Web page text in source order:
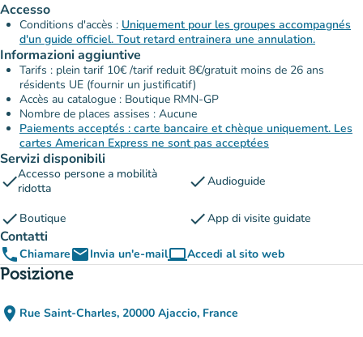
Accesso
Conditions d'accès : Uniquement pour les groupes accompagnés
d'un guide officiel. Tout retard entrainera une annulation.
Informazioni aggiuntive
Tarifs : plein tarif 10€ /tarif reduit 8€/gratuit moins de 26 ans
résidents UE (fournir un justificatif)
Accès au catalogue : Boutique RMN-GP
Nombre de places assises : Aucune
Paiements acceptés : carte bancaire et chèque uniquement. Les
cartes American Express ne sont pas acceptées
Servizi disponibili
checkAccesso persone a mobilità
ridotta
checkAudioguide
check Boutique checkApp di visite guidate
Contatti
phoneChiamareemailInvia un'e-mailcomputerAccedi al sito web
(nuova scheda)
Posizione
place Rue Saint-Charles, 20000 Ajaccio, France
(apri in Google Maps)
(nuova scheda)